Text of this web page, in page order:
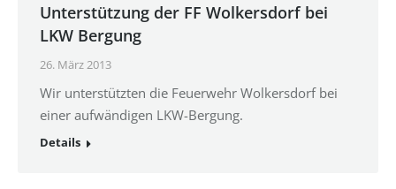
Unterstützung der FF Wolkersdorf bei
LKW Bergung
26. März 2013
Wir unterstützten die Feuerwehr Wolkersdorf bei
einer aufwändigen LKW-Bergung.
Details